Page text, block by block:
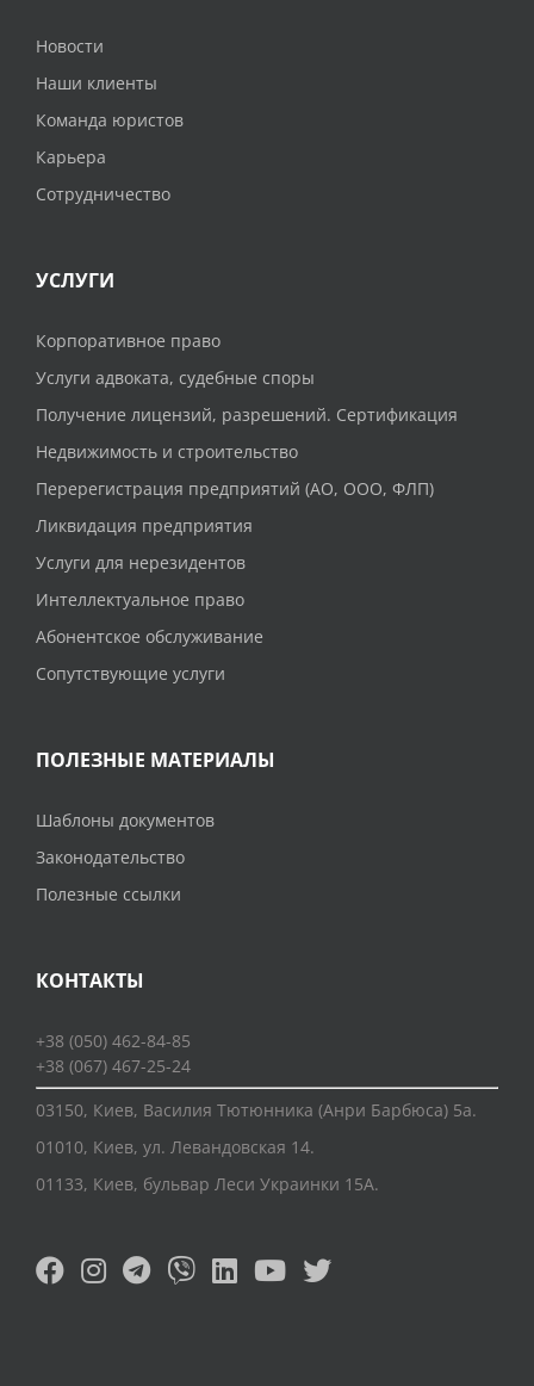
Новости
Наши клиенты
Команда юристов
Карьера
Сотрудничество
УСЛУГИ
Корпоративное право
Услуги адвоката, судебные споры
Получение лицензий, разрешений. Сертификация
Недвижимость и строительство
Перерегистрация предприятий (АО, ООО, ФЛП)
Ликвидация предприятия
Услуги для нерезидентов
Интеллектуальное право
Абонентское обслуживание
Сопутствующие услуги
ПОЛЕЗНЫЕ МАТЕРИАЛЫ
Шаблоны документов
Законодательство
Полезные ссылки
КОНТАКТЫ
+38 (050) 462-84-85
+38 (067) 467-25-24
03150, Киев, Василия Тютюнника (Анри Барбюса) 5а.
01010, Киев, ул. Левандовская 14.
01133, Киев, бульвар Леси Украинки 15А.